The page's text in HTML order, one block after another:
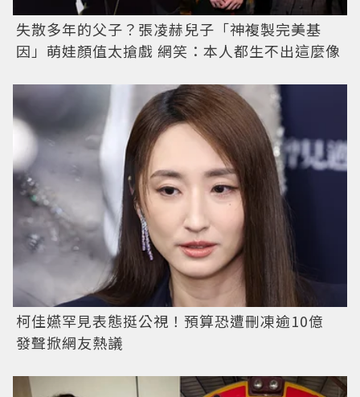
失散多年的父子？張凌赫兒子「神複製完美基
因」萌娃顏值太搶戲 網笑：本人都生不出這麼像
柯佳嬿罕見表態挺公視！預算恐遭刪凍逾10億
發聲掀網友熱議